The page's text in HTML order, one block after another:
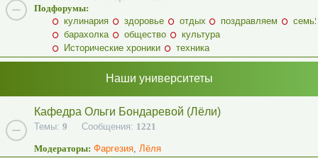
Подфорумы:
кулинария
здоровье отдых поздравляем
барахолка
общество
культура
Исторические хроники
техника
Наши университеты
Кафедра Ольги Бондаревой (Лёли)
Темы: 9 Сообщения: 1221
Модераторы: Фаргезия Лёля